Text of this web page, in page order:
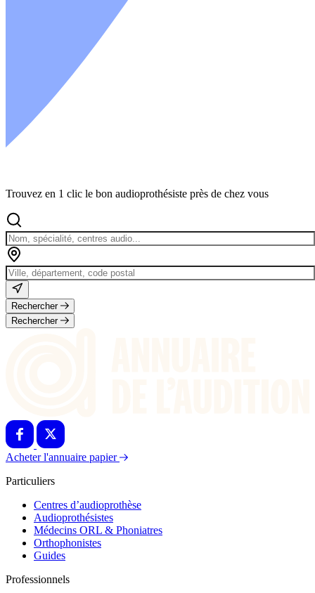
Trouvez en 1 clic le bon audioprothésiste près de chez vous
Rechercher
Rechercher
Acheter l'annuaire papier
Particuliers
Centres d’audioprothèse
Audioprothésistes
Médecins ORL & Phoniatres
Orthophonistes
Guides
Professionnels